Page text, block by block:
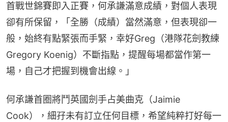
首戰世錦賽即入正賽，何承謙滿意成績，對個人表現
卻有所保留，「全勝（成績）當然滿意，但表現卻一
般，始終有點緊張而手緊，幸好Greg（港隊花劍教練
Gregory Koenig）不斷指點，提醒每場都當作第一
場，自己才把握到機會出線。」
何承謙首圈將鬥英國劍手占美曲克（Jaimie
Cook），細孖未有訂立任何目標，希望純粹打好每一